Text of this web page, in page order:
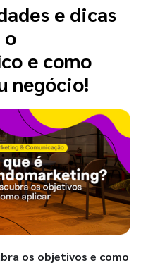
e dicas
o
e como
negócio!
os objetivos e como